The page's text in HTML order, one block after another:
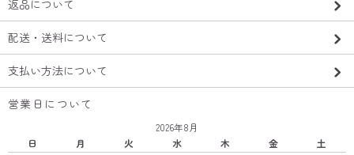
返品について
配送・送料について
支払い方法について
営業日について
2026年8月
日
月 火 水 木 金
土